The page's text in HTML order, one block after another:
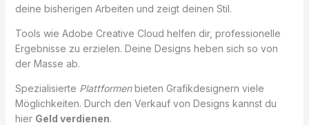
deine bisherigen Arbeiten und zeigt deinen Stil.
Tools wie Adobe Creative Cloud helfen dir, professionelle
Ergebnisse zu erzielen. Deine Designs heben sich so von
der Masse ab.
Spezialisierte Plattformenbieten Grafikdesignern viele
Möglichkeiten. Durch den Verkauf von Designs kannst du
hier Geld verdienen.